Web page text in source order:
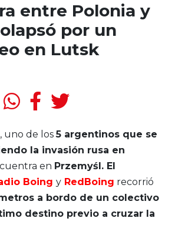
entre Polonia y
por un
en Lutsk
, uno de los5 argentinos que se
la invasión rusa en
en Przemyśl. El
Boing y RedBoing recorrió
a bordo de un colectivo
destino previo a cruzar la